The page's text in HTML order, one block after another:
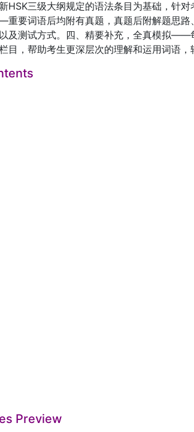
HSK三级大纲规定的语法条目为基础，针
要词语后均附有真题，真题后附解题思路
及测试方式。四、精要补充，全真模拟——
目，帮助考生更深层次的理解和运用词语，
Preview